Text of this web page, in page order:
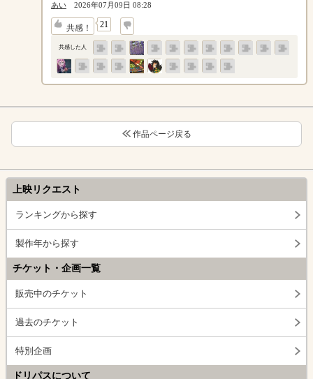
あい 2026年07月09日 08:28
共感！ 21
↓
共感した人
作品ページ戻る
上映リクエスト
ランキングから探す
製作年から探す
チケット・企画一覧
販売中のチケット
過去のチケット
特別企画
ドリパスについて